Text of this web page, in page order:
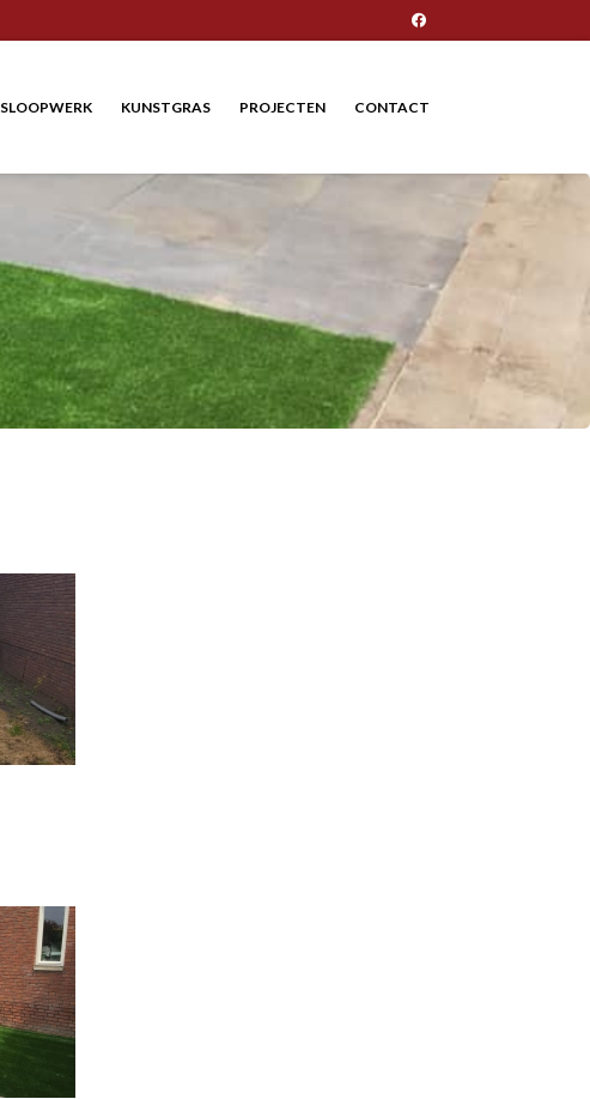
SLOOPWERK KUNSTGRAS PROJECTEN CONTACT